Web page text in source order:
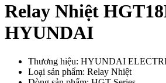
Relay Nhiệt
HYUNDAI
Thương hiệu: HYUNDAI
Loại sản phẩm: Relay Nhiệt